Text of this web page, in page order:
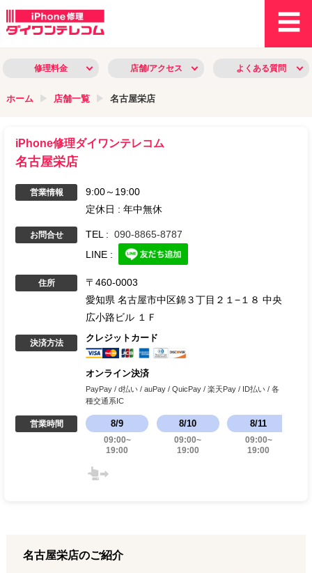
修理料金 店舗/アクセス よくある質問
ホーム 店舗一覧 名古屋栄店
iPhone修理ダイワンテレコム
名古屋栄店
営業情報
9:00～19:00
定休日 :年中無休
お問合せ TEL : 090-8865-8787
LINE :
住所 〒460-0003
愛知県 名古屋市中区錦３丁目２１−１８ 中央
広小路ビル １Ｆ
決済方法
クレジットカード
オンライン決済
PayPay / d払い / auPay / QuicPay / 楽天Pay / ID払い / 各
種交通系IC
営業時間 8/9
09:00~
19:00
8/10
09:00~
19:00
8/11
09:00~
19:00
名古屋栄店のご紹介